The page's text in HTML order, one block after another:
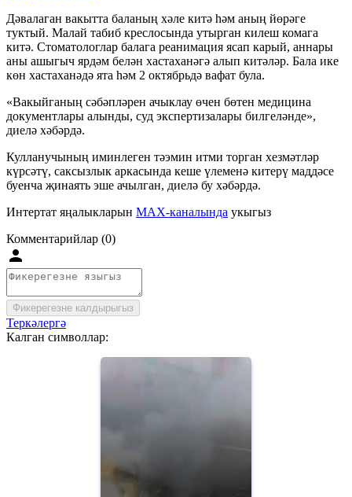
Дәвалаган вакытта баланың хәле китә һәм аның йөрәге
туктый. Малай табиб креслосында утырган килеш комага
китә. Стоматологлар балага реанимация ясап карый, аннары
аны ашыгыч ярдәм белән хастаханәгә алып китәләр. Бала ике
көн хастаханәдә ята һәм 2 октябрьдә вафат була.
«Вакыйганың сәбәпләрен ачыклау өчен бөтен медицина
документлары алынды, суд экспертизалары билгеләнде»,
диелә хәбәрдә.
Кулланучының иминлеген тәэмин итми торган хезмәтләр
күрсәтү, саксызлык аркасында кеше үлеменә китерү маддәсе
буенча җинаять эше ачылган, диелә бу хәбәрдә.
Интертат яңалыкларын MAX-каналында укыгыз
Комментарийлар (0)
Фикерегезне калдырыгыз
Теркәлергә
Калган символлар: